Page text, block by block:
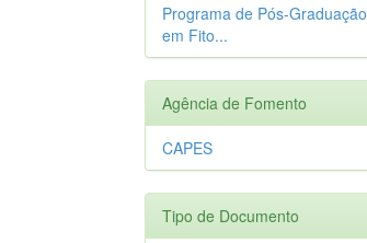
Programa de Pós-Graduação
em Fito...
Agência de Fomento
CAPES
Tipo de Documento